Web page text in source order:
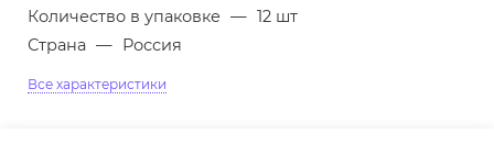
Количество в упаковке — 12 шт
Страна — Россия
Все характеристики